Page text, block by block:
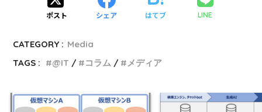
ポスト シェア はてブ LINE
CATEGORY : Media
TAGS :
@IT コラム メディア